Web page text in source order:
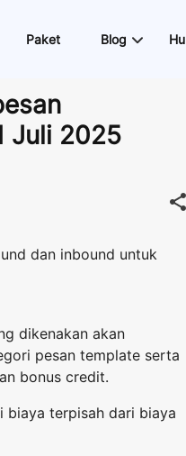
Paket Blog
Juli 2025
dikenakan akan
pesan template serta
bonus credit.
biaya terpisah dari biaya